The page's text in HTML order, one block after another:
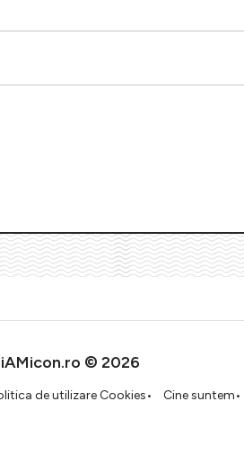
iAMicon.ro © 2026
de utilizare Cookies Cine suntem